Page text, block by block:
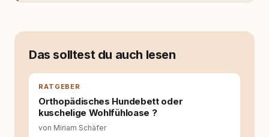
getippt: Geschichten, Beobachtungen,
weniger guten Erfahrungen. Umso mehr hat
erlebt habe, wie verantwortungsvoll und
bewusst gute Hundehaltung funktionieren
kann. Dieser Perspektivwechsel begleitet
meine Arbeit bis heute. Bei rundum.dog bin ich
als Content Managerin an vielen Stellen
beteiligt, an denen aus Ideen fertige Beiträge
Das solltest du auch lesen
RATGEBER
Orthopädisches Hundebett oder
kuschelige Wohlfühloase ?
von Miriam Schäfer